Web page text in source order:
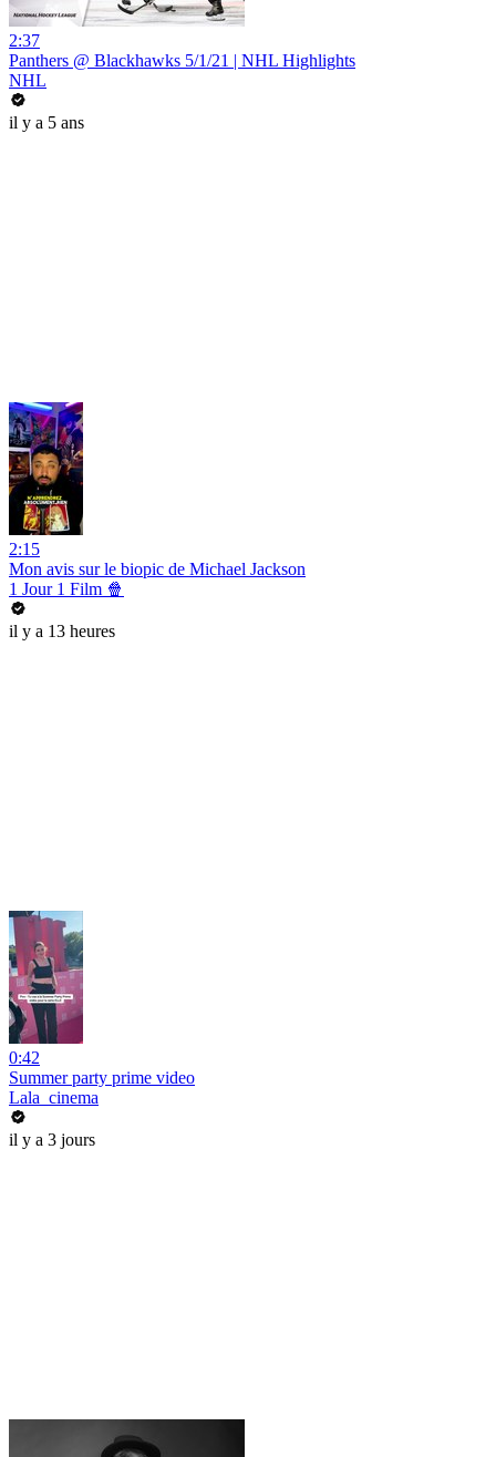
2:37
Panthers @ Blackhawks 5/1/21 | NHL Highlights
NHL
il y a 5 ans
2:15
Mon avis sur le biopic de Michael Jackson
1 Jour 1 Film 🍿
il y a 13 heures
0:42
Summer party prime video
Lala_cinema
il y a 3 jours